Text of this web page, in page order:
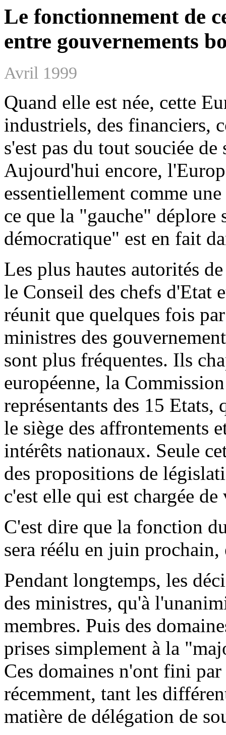
Le fonctionnement de
entre gouvernements
Avril 1999
Quand elle est née, cette
industriels, des financiers,
s'est pas du tout souciée
Aujourd'hui encore,
essentiellement comme
ce que la "gauche"
démocratique" est en fait
Les plus hautes autorités
le Conseil des chefs d'Etat
réunit que quelques fois
ministres des
sont plus fréquentes. Ils
européenne, la
représentants des 15
le siège des affrontements
intérêts nationaux. Seule
des propositions de
c'est elle qui est chargée
C'est dire que la fonction
sera réélu en juin
Pendant longtemps, les
des ministres, qu'à
membres. Puis des
prises simplement à la
Ces domaines n'ont fini
récemment, tant les
matière de délégation de